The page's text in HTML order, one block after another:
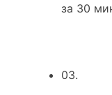
за 30
03.